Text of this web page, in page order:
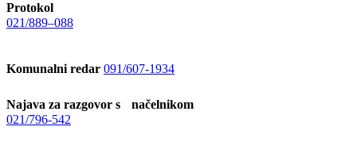
Protokol
021/889–088
Komunalni redar 091/607-1934
Najava za razgovor s načelnikom
021/796-542